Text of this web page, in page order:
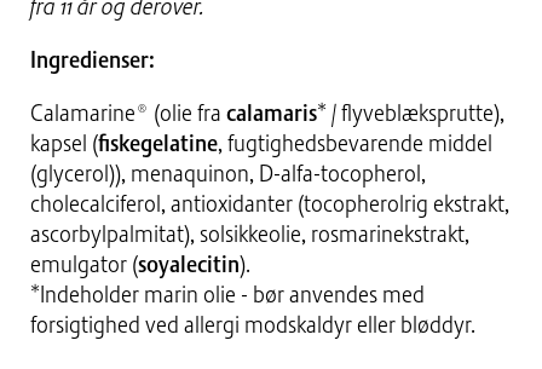
fra 11 år og derover.
Ingredienser:
Calamarine® (olie fra calamaris* / flyveblæksprutte),
kapsel (fiskegelatine, fugtighedsbevarende middel
(glycerol)), menaquinon, D-alfa-tocopherol,
cholecalciferol, antioxidanter (tocopherolrig ekstrakt,
ascorbylpalmitat), solsikkeolie, rosmarinekstrakt,
emulgator (soyalecitin).
*Indeholder marin olie - bør anvendes med
forsigtighed ved allergi modskaldyr eller bløddyr.